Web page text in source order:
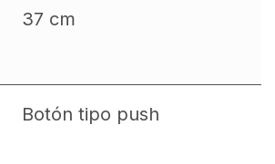
37 cm
Botón tipo push